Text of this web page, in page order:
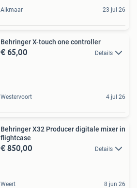
Alkmaar 23 jul 26
Behringer X-touch one controller
€ 65,00 Details
Westervoort 4 jul 26
Behringer X32 Producer digitale mixer in
flightcase
€ 850,00 Details
Weert 8 jun 26